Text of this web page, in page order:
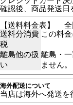
確認後、商品発送日
【送料料金表】
全
送料分消費
税
この料
離島他の扱
い
離島・
ません。
海外配送について
当店は海外へ発送を